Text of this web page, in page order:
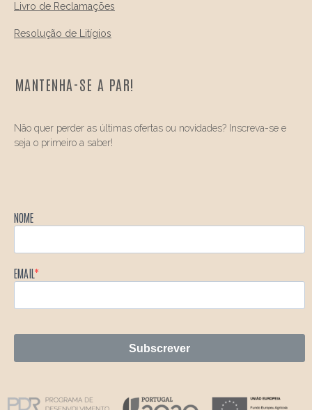
Livro de Reclamações
Resolução de Litígios
MANTENHA-SE A PAR!
Não quer perder as últimas ofertas ou novidades? Inscreva-se e
seja o primeiro a saber!
NOME
EMAIL
Subscrever